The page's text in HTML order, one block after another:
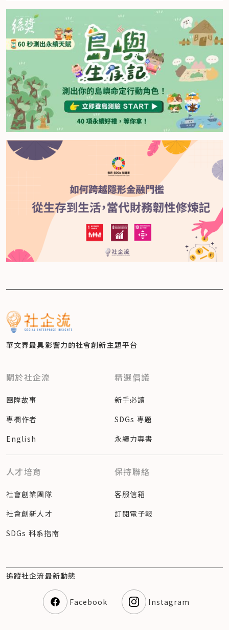
華文界最具影響力的社會創新主題平台
關於社企流
團隊故事
專欄作者
English
精選倡議
新手必讀
SDGs 專題
永續力專書
人才培育
社會創業團隊
社會創新人才
SDGs 科系指南
保持聯絡
客服信箱
訂閱電子報
追蹤社企流最新動態
Facebook Instagram